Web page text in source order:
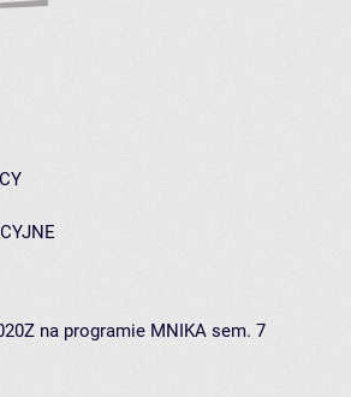
na programie MNIKA sem. 7